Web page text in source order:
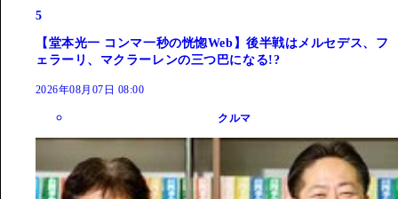
5
【堂本光一 コンマ一秒の恍惚Web】後半戦はメルセデス、フ
ェラーリ、マクラーレンの三つ巴になる!?
2026年08月07日 08:00
クルマ